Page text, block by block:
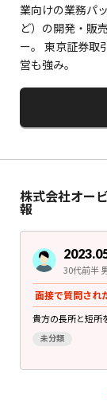
業向けの業務パ
ど）の開発・販
ー。 東京証券取
営も強み。
株式会社オー
報
30代前半
面接で質問され
貴方の長所と短所
未分類